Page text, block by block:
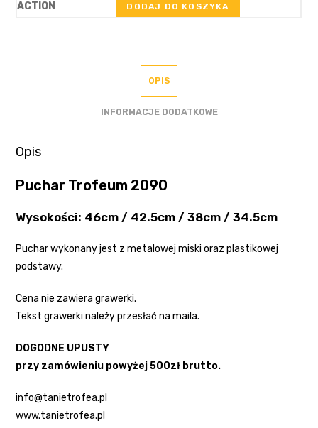
DODAJ DO KOSZYKA
OPIS
INFORMACJE DODATKOWE
Opis
Puchar Trofeum 2090
Wysokości: 46cm / 42.5cm / 38cm / 34.5cm
Puchar wykonany jest z metalowej miski oraz plastikowej
podstawy.
Cena nie zawiera grawerki.
Tekst grawerki należy przesłać na maila.
DOGODNE UPUSTY
przy zamówieniu powyżej 500zł brutto.
info@tanietrofea.pl
www.tanietrofea.pl